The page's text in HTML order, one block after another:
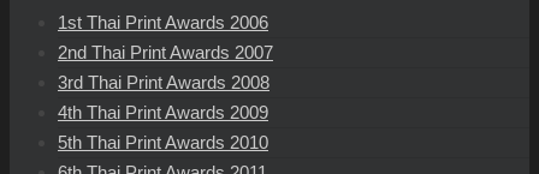
1st Thai Print Awards 2006
2nd Thai Print Awards 2007
3rd Thai Print Awards 2008
4th Thai Print Awards 2009
5th Thai Print Awards 2010